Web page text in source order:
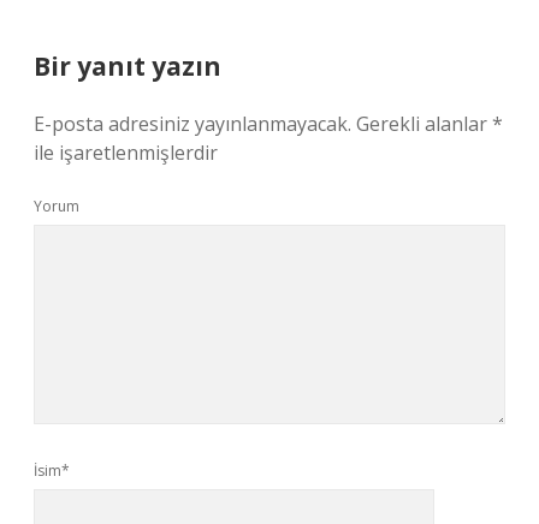
Bir yanıt yazın
E-posta adresiniz yayınlanmayacak. Gerekli alanlar*
ile işaretlenmişlerdir
Yorum
İsim*